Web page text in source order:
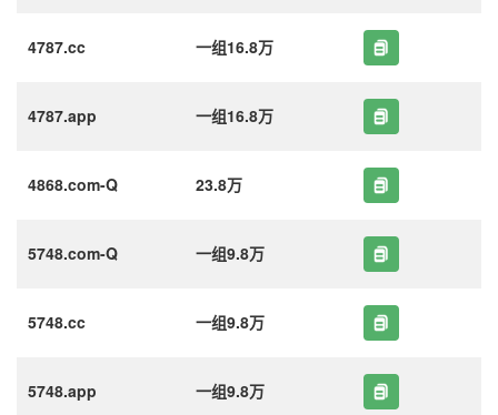
4787.cc 一组16.8万
4787.app 一组16.8万
4868.com-Q 23.8万
5748.com-Q 一组9.8万
5748.cc 一组9.8万
5748.app 一组9.8万